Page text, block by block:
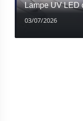
Lampe UV LED
03/07/2026